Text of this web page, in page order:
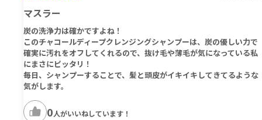
マスラー
炭の洗浄力は確かですよね！
このチャコールディープクレンジングシャンプーは、炭の優しい力で
確実に汚れをオフしてくれるので、抜け毛や薄毛が気になっている私
にまさにピッタリ！
毎日、シャンプーすることで、髪と頭皮がイキイキしてきてるような
気がします。
0人がいいねしています！